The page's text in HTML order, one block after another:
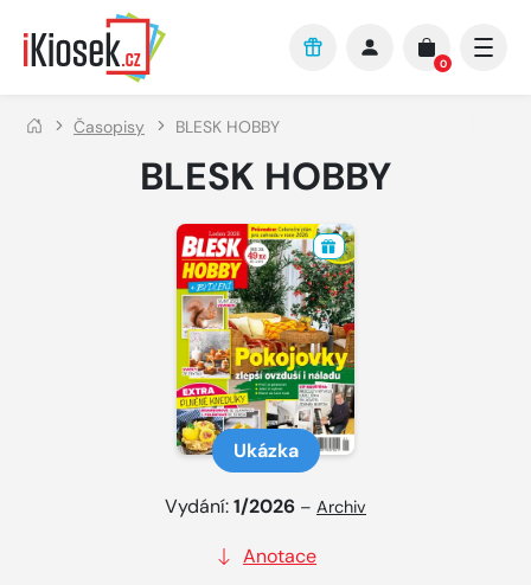
Přejít na hlavní obsah
0
Časopisy BLESK HOBBY
BLESK HOBBY
Ukázka
Vydání:1/2026 – Archiv
Anotace